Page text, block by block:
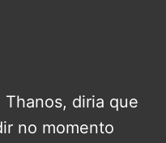
diria que
no momento